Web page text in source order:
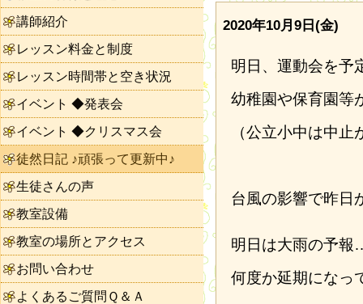
2020年10月9日(金)
明日、運動会を予
幼稚園や保育園等
（公立小中は中
台風の影響で昨日
明日は大雨の予
何度か延期になっ
講師紹介
レッスン料金と制度
レッスン時間帯と空き状況
イベント ◆発表会
イベント ◆クリスマス会
徒然日記 ♪頑張って更新中♪
生徒さんの声
教室設備
教室の場所とアクセス
お問い合わせ
よくあるご質問Ｑ＆Ａ